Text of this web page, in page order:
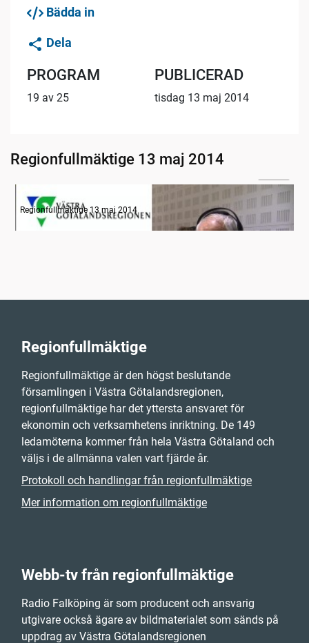
Bädda in
Dela
PROGRAM
19 av 25
PUBLICERAD
tisdag 13 maj 2014
Regionfullmäktige 13 maj 2014
Radion informerar
Regionfullmäktige 13 maj 2014
Regionfullmäktige
Regionfullmäktige är den högst beslutande
församlingen i Västra Götalandsregionen,
regionfullmäktige har det yttersta ansvaret för
ekonomin och verksamhetens inriktning. De 149
ledamöterna kommer från hela Västra Götaland och
väljs i de allmänna valen vart fjärde år.
Protokoll och handlingar från regionfullmäktige
Mer information om regionfullmäktige
Webb-tv från regionfullmäktige
Radio Falköping är som producent och ansvarig
utgivare också ägare av bildmaterialet som sänds på
uppdrag av Västra Götalandsregionen